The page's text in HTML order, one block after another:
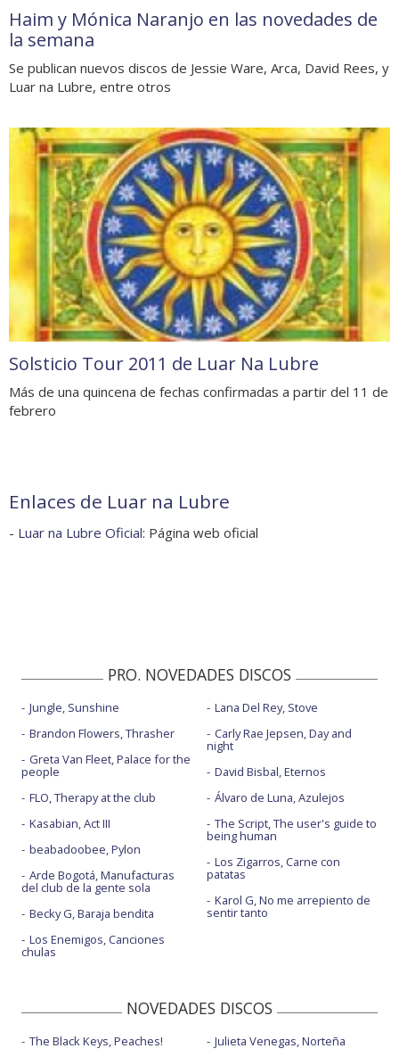
Haim y Mónica Naranjo en las novedades de
la semana
Se publican nuevos discos de Jessie Ware, Arca, David Rees, y
Luar na Lubre, entre otros
Solsticio Tour 2011 de Luar Na Lubre
Más de una quincena de fechas confirmadas a partir del 11 de
febrero
Enlaces de Luar na Lubre
- Luar na Lubre Oficial: Página web oficial
PRO. NOVEDADES DISCOS
Jungle, Sunshine
Brandon Flowers, Thrasher
Greta Van Fleet, Palace for the
people
FLO, Therapy at the club
Kasabian, Act III
beabadoobee, Pylon
Arde Bogotá, Manufacturas
del club de la gente sola
Becky G, Baraja bendita
Los Enemigos, Canciones
chulas
Lana Del Rey, Stove
Carly Rae Jepsen, Day and
night
David Bisbal, Eternos
Álvaro de Luna, Azulejos
The Script, The user's guide to
being human
Los Zigarros, Carne con
patatas
Karol G, No me arrepiento de
sentir tanto
NOVEDADES DISCOS
The Black Keys, Peaches!
Julieta Venegas, Norteña